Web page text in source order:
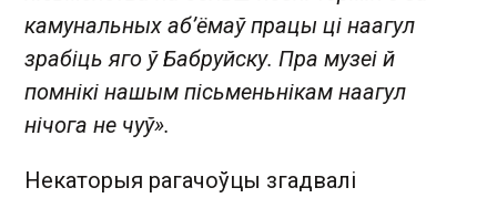
камунальных аб’ёмаў працы ці наагул
зрабіць яго ў Бабруйску. Пра музеі й
помнікі нашым пісьменьнікам наагул
нічога не чуў».
Некаторыя рагачоўцы згадвалі